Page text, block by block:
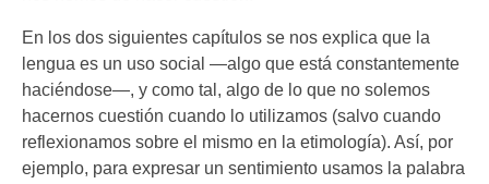
En los dos siguientes capítulos se nos explica que la
lengua es un uso social —algo que está constantemente
haciéndose—, y como tal, algo de lo que no solemos
hacernos cuestión cuando lo utilizamos (salvo cuando
reflexionamos sobre el mismo en la etimología). Así, por
ejemplo, para expresar un sentimiento usamos la palabra